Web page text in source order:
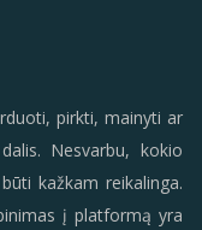
pirkti, mainyti ar
Nesvarbu, kokio
kažkam reikalinga.
į platformą yra